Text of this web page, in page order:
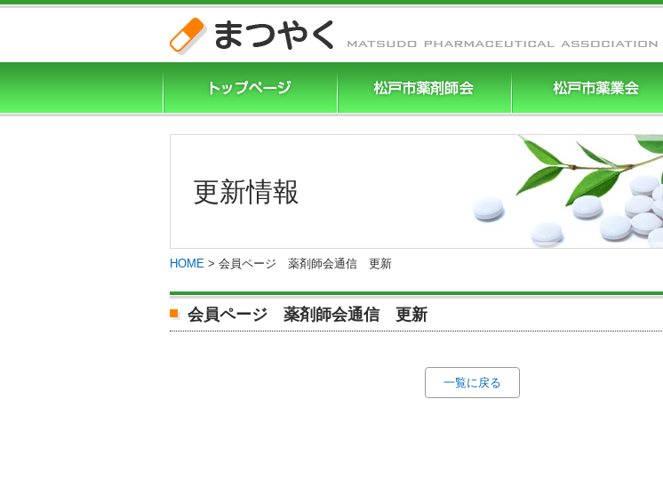
更新情報
HOME > 会員ページ 薬剤師会通信 更新
会員ページ 薬剤師会通信 更新
一覧に戻る